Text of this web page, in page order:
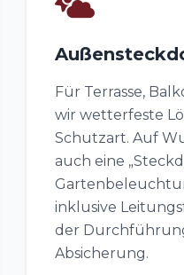
Für Terrasse,
wir wetterfeste
Schutzart. Auf
auch eine
inklusive
der
Absicherung.